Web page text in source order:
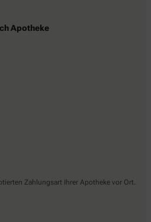
Apotheke
Zahlungsart Ihrer Apotheke vor Ort.